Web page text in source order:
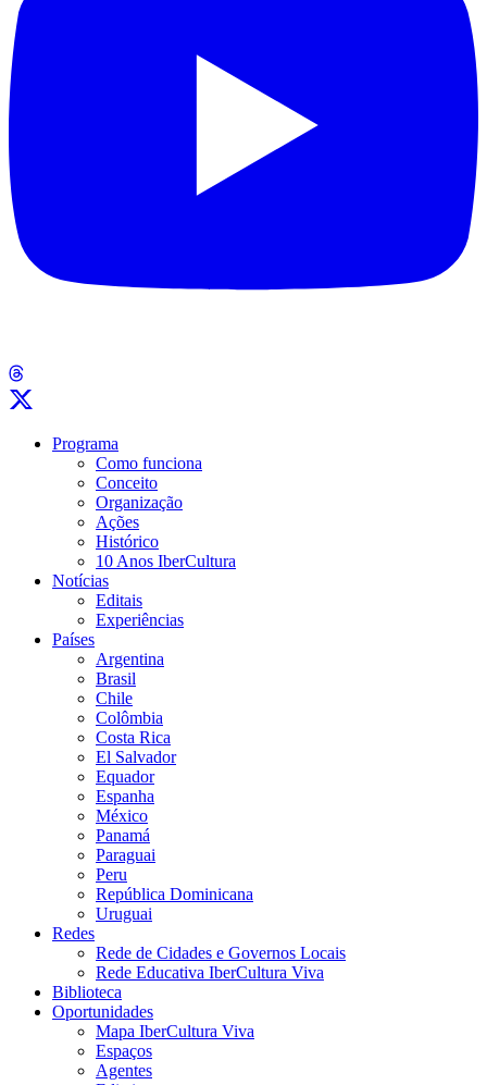
Programa
Como funciona
Conceito
Organização
Ações
Histórico
10 Anos IberCultura
Notícias
Editais
Experiências
Países
Argentina
Brasil
Chile
Colômbia
Costa Rica
El Salvador
Equador
Espanha
México
Panamá
Paraguai
Peru
República Dominicana
Uruguai
Redes
Rede de Cidades e Governos Locais
Rede Educativa IberCultura Viva
Biblioteca
Oportunidades
Mapa IberCultura Viva
Espaços
Agentes